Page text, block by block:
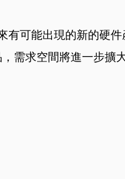
有可能出現的新的硬件
需求空間將進一步擴大